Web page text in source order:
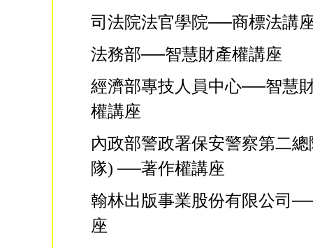
司法院法官學院──商標法講
法務部──智慧財產權講座
經濟部專技人員中心──智慧
權講座
內政部警政署保安警察第二
隊) ──著作權講座
翰林出版事業股份有限公司
座